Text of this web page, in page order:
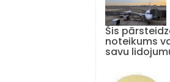
Šis
noteikums
savu